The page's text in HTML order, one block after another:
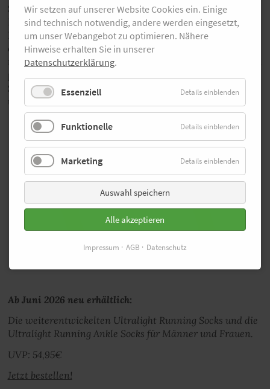
Schienbeinschmerzen sowie Krämpfen entgegenwirkt.
Dadurch wird nach intensiven Einheiten die
Regeneration unterstützt, Muskelkater reduziert und
das Verletzungsrisiko gemindert. Das ultradünne,
nahtlose Fußbett sorgt für maximalen Schuhkontakt und
präzise Kontrolle und ist ideal für ambitionierte
Sportbegeisterte, die ein noch leichteres Tragegefühl
und einen direkteren Kontakt mit dem Schuh suchen.
Die Modelle im Überblick
Ab Juni 2026 neu erhältlich:
Die weiterentwickelten Ultralight Running Socks und die
Ultralight Running Ankle Socks für Männer und Frauen.
UVP: 54,95€
Jetzt bestellen!
Wir setzen auf unserer Website Cookies ein. Einige
sind technisch notwendig, andere werden eingesetzt,
um unser Webangebot zu optimieren. Nähere
Hinweise erhalten Sie in unserer
Datenschutzerklärung.
Essenziell Details einblenden
Funktionelle Details einblenden
Marketing Details einblenden
Auswahl speichern
Alle akzeptieren
Impressum AGB Datenschutz